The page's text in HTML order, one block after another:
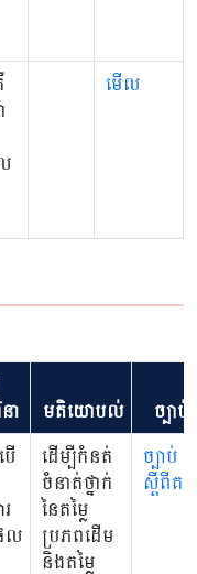
មើល
ា
មតិយោបល់ ច្បាប់
ើ
ល
ដើម្បីកំនត់
ចំនាត់ថ្នាក់
នៃតម្លៃ
ប្រភពដើម
និងតម្លៃ
ច្បាប់
ស្តីពីគយ